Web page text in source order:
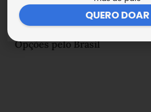
ONDE DOAR LIVROS
Opções pelo Brasil
QUERO DOAR